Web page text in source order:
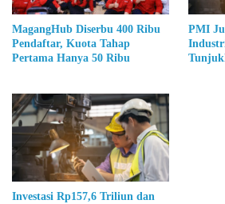
MagangHub Diserbu 400 Ribu
Pendaftar, Kuota Tahap
Pertama Hanya 50 Ribu
PMI
Investasi Rp157,6 Triliun dan